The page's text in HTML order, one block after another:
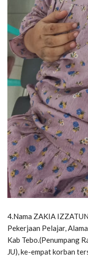
4.Nama ZAKIA
Pekerjaan Pelajar,
Kab Tebo.(Penumpang
JU), ke-empat korban